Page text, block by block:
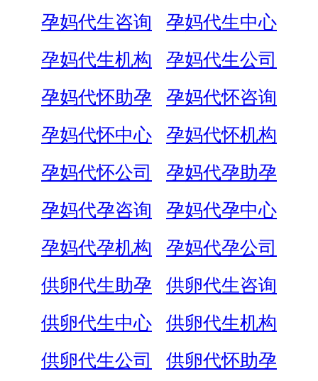
孕妈代生咨询
孕妈代生中心
孕妈代生机构
孕妈代生公司
孕妈代怀助孕
孕妈代怀咨询
孕妈代怀中心
孕妈代怀机构
孕妈代怀公司
孕妈代孕助孕
孕妈代孕咨询
孕妈代孕中心
孕妈代孕机构
孕妈代孕公司
供卵代生助孕
供卵代生咨询
供卵代生中心
供卵代生机构
供卵代生公司
供卵代怀助孕